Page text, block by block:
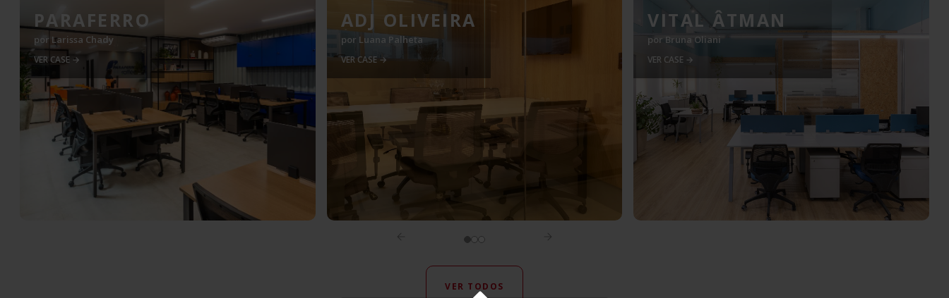
PARAFERRO
por Larissa Chady
VER CASE →
ADJ OLIVEIRA
por Luana Palheta
VER CASE →
VITAL ÂTMAN
por Bruna Oliani
VER CASE →
VER TODOS